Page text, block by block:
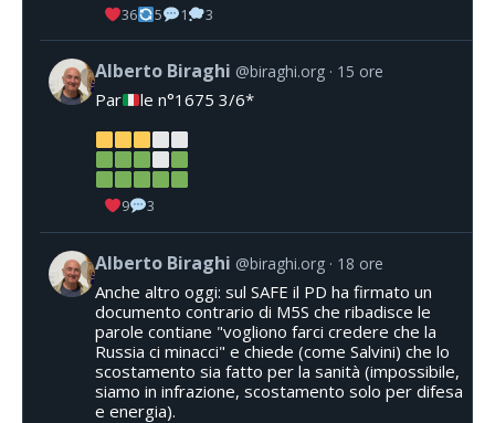
36 5 1 3
Alberto Biraghi @biraghi.org 15 ore
Par le n°1675 3/6*
9 3
Alberto Biraghi @biraghi.org 18 ore
Anche altro oggi: sul SAFE il PD ha firmato un
documento contrario di M5S che ribadisce le
parole contiane "vogliono farci credere che la
Russia ci minacci" e chiede (come Salvini) che lo
scostamento sia fatto per la sanità (impossibile,
siamo in infrazione, scostamento solo per difesa
e energia).